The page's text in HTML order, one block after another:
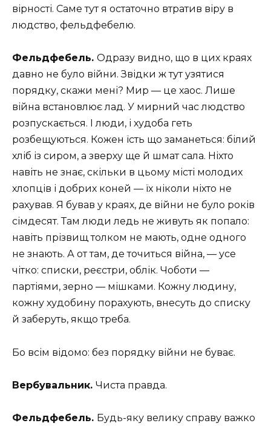
вірності. Саме тут я остаточно втратив віру в
людство, фельдфебелю.
Фельдфебель. Одразу видно, що в цих краях
давно не було війни. Звідки ж тут узятися
порядку, скажи мені? Мир — це хаос. Лише
війна встановлює лад. У мирний час людство
розпускається. І люди, і худоба геть
розбещуються. Кожен їсть що заманеться: білий
хліб із сиром, а зверху ще й шмат сала. Ніхто
навіть не знає, скільки в цьому місті молодих
хлопців і добрих коней — їх ніколи ніхто не
рахував. Я бував у краях, де війни не було років
сімдесят. Там люди ледь не живуть як попало:
навіть прізвищ толком не мають, одне одного
не знають. А от там, де точиться війна, — усе
чітко: списки, реєстри, облік. Чоботи —
партіями, зерно — мішками. Кожну людину,
кожну худобину порахують, внесуть до списку
й заберуть, якщо треба.
Бо всім відомо: без порядку війни не буває.
Вербувальник. Чиста правда.
Фельдфебель. Будь-яку велику справу важко